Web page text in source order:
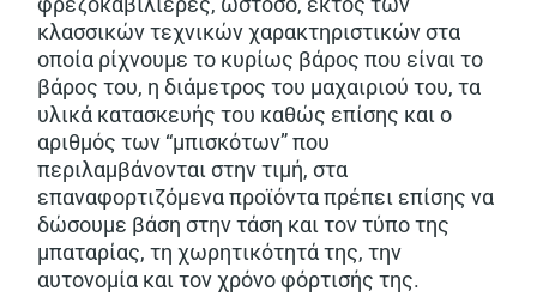
κλασσικών τεχνικών χαρακτηριστικών στα
οποία ρίχνουμε το κυρίως βάρος που είναι το
βάρος του, η διάμετρος του μαχαιριού του, τα
υλικά κατασκευής του καθώς επίσης και ο
αριθμός των “μπισκότων” που
περιλαμβάνονται στην τιμή, στα
επαναφορτιζόμενα προϊόντα πρέπει επίσης να
δώσουμε βάση στην τάση και τον τύπο της
μπαταρίας, τη χωρητικότητά της, την
αυτονομία και τον χρόνο φόρτισής της.